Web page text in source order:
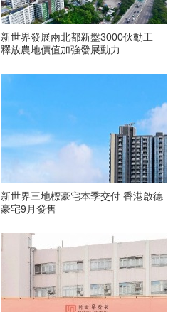
新世界發展兩北都新盤3000伙動工
釋放農地價值加強發展動力
新世界三地標豪宅本季交付 香港啟德
豪宅9月發售